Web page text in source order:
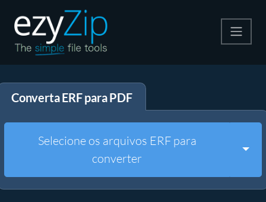
Descompactar
Converta ERF para PDF
Selecione os arquivos ERF para
converter